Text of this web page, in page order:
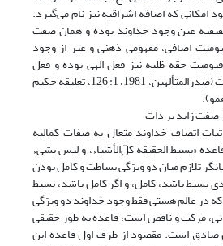
امکانی که اضافه اشراقیه نیز نام می‌گیرد.
عین وجود خداوند بوده و همان صفت
اضافی، مفهومی ذهنی و غیر از وجود
حقه ظلیه نیز فعل الهی بوده و فعل
خداوند غیر از وجود او است (صدرالمتألهین، 1981، 1: 126، تعلیقه حکیم
صفت زاید بر ذات
اتصاف خداوند متعال به صفات کمالیه
«بسیط الحقیقة کلّ‌الأشیاء، و لیس بشیء
تلازم میان دو ویژگی بساطت و کامل بودن
بسیط باشد، کامل، و اگر کامل باشد، بسیط
که در عالم هستی فقط وجود خداوند دو ویژگی
مرکب و ناقص است، قاعده به طور حقیقی
صادق است. مقصود از طرف اول قاعده این